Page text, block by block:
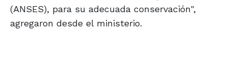
(ANSES), para su adecuada conservación",
agregaron desde el ministerio.